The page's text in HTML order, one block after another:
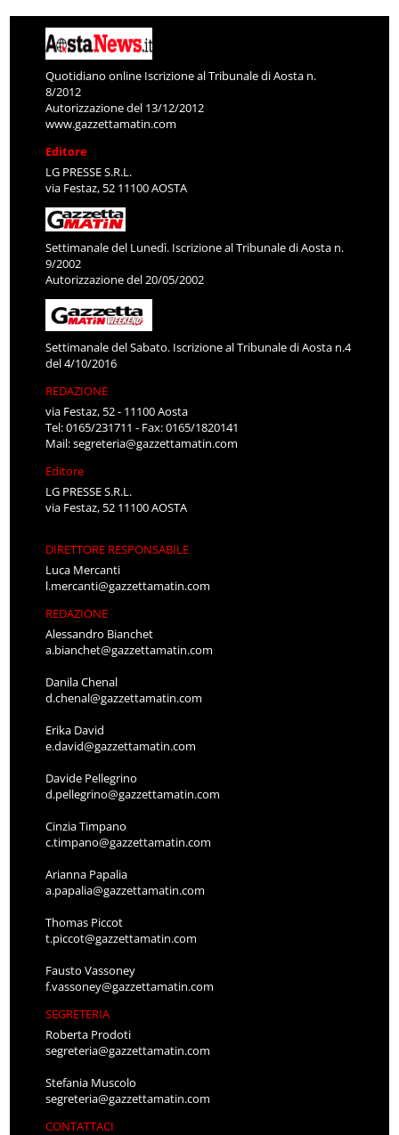
Quotidiano online Iscrizione al Tribunale di Aosta n.
8/2012
Autorizzazione del 13/12/2012
www.gazzettamatin.com
Editore
LG PRESSE S.R.L.
via Festaz, 52 11100 AOSTA
Settimanale del Lunedì. Iscrizione al Tribunale di Aosta n.
9/2002
Autorizzazione del 20/05/2002
Settimanale del Sabato. Iscrizione al Tribunale di Aosta n.4
del 4/10/2016
REDAZIONE
via Festaz, 52 - 11100 Aosta
Tel: 0165/231711 - Fax: 0165/1820141
Mail:segreteria@gazzettamatin.com
Editore
LG PRESSE S.R.L.
via Festaz, 52 11100 AOSTA
DIRETTORE RESPONSABILE
Luca Mercanti
l.mercanti@gazzettamatin.com
REDAZIONE
Alessandro Bianchet
a.bianchet@gazzettamatin.com
Danila Chenal
d.chenal@gazzettamatin.com
Erika David
e.david@gazzettamatin.com
Davide Pellegrino
d.pellegrino@gazzettamatin.com
Cinzia Timpano
c.timpano@gazzettamatin.com
Arianna Papalia
a.papalia@gazzettamatin.com
Thomas Piccot
t.piccot@gazzettamatin.com
Fausto Vassoney
f.vassoney@gazzettamatin.com
SEGRETERIA
Roberta Prodoti
segreteria@gazzettamatin.com
Stefania Muscolo
segreteria@gazzettamatin.com
CONTATTACI